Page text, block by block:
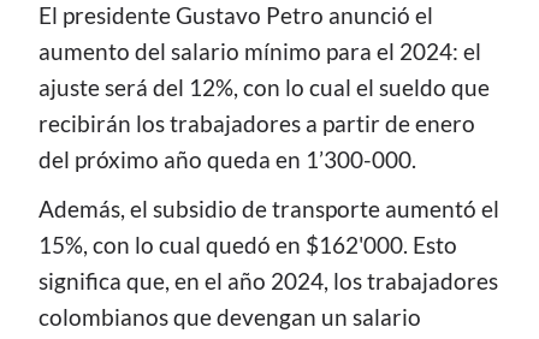
CONTENIDO
El presidente Gustavo Petro anunció el
aumento del salario mínimo para el 2024: el
ajuste será del 12%, con lo cual el sueldo que
recibirán los trabajadores a partir de enero
del próximo año queda en 1’300-000.
Además, el subsidio de transporte aumentó el
15%, con lo cual quedó en $162'000. Esto
significa que, en el año 2024, los trabajadores
colombianos que devengan un salario